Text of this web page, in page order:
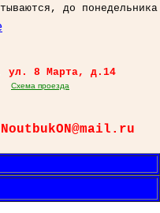
до понедельника
ул. 8 Марта, д.14
Схема проезда
NoutbukON@mail.ru